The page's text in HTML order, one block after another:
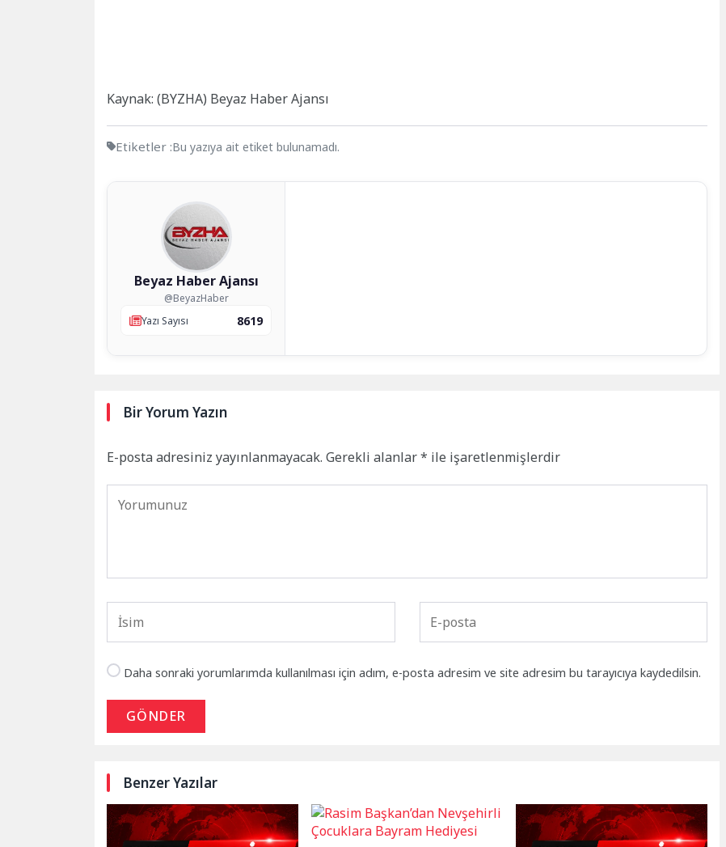
Kaynak: (BYZHA) Beyaz Haber Ajansı
Etiketler :Bu yazıya ait etiket bulunamadı.
Beyaz Haber Ajansı
@BeyazHaber
Yazı Sayısı
8619
Bir Yorum Yazın
E-posta adresiniz yayınlanmayacak. Gerekli alanlar* ile işaretlenmişlerdir
Daha sonraki yorumlarımda kullanılması için adım, e-posta adresim ve site adresim bu tarayıcıya kaydedilsin.
GÖNDER
Benzer Yazılar